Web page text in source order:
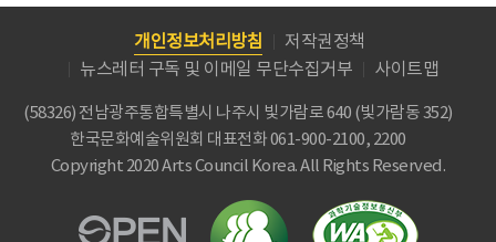
개인정보처리방침
저작권정책
뉴스레터 구독 및 이메일 무단수집거부
사이트맵
(58326) 전남광주통합특별시 나주시 빛가람로 640 (빛가람동 352)
한국문화예술위원회 대표전화 061-900-2100, 2200
Copyright 2020 Arts Council Korea. All Rights Reserved.